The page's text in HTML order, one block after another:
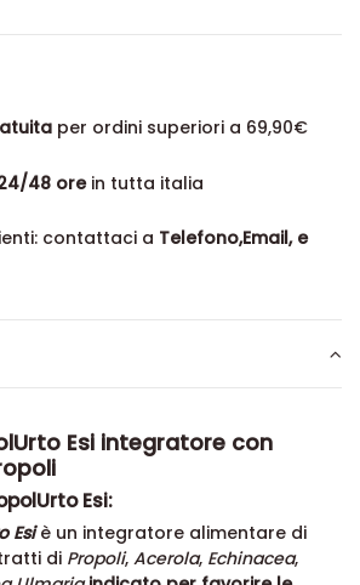
per ordini superiori a 69,90€
48 orein tutta italia
contattaci a Telefono,Email, e
Esi integratore con
Esi:
Esiè un integratore alimentare di
di Propoli, Acerola, Echinacea,